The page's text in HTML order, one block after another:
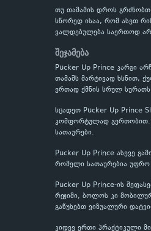
თუ თამაშის დროს
სწორედ ისაა, რომ ასეთ
ვალდებულება საერთოდ
შეჯამება
Pucker Up Prince კარგი
თამაშს მარტივად ხსნით,
ერთად ქმნის სრულ
სცადეთ Pucker Up Prince
კომფორტულად გერთობით.
სათაურები.
Pucker Up Prince ასევე
რომელი სათაურებია უფრო
Pucker Up Prince-ის
რეჟიმი, ბოლოს კი
გაწუხებთ ვიზუალური
კიდევ ერთი პრაქტიკული